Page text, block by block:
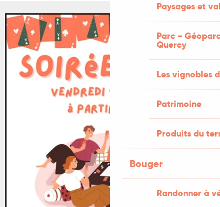
Paysages et
Parc -
Quercy
Les vignobles
Patrimoine
Produits du
Bouger
Randonner à